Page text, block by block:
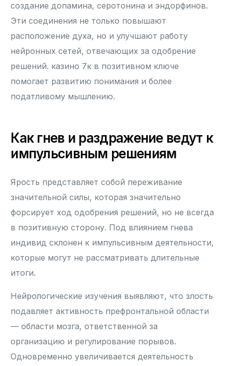
создание допамина, серотонина и эндорфинов.
Эти соединения не только повышают
расположение духа, но и улучшают работу
нейронных сетей, отвечающих за одобрение
решений. казино 7к в позитивном ключе
помогает развитию понимания и более
податливому мышлению.
Как гнев и раздражение ведут к
импульсивным решениям
Ярость представляет собой переживание
значительной силы, которая значительно
форсирует ход одобрения решений, но не всегда
в позитивную сторону. Под влиянием гнева
индивид склонен к импульсивным деятельности,
которые могут не рассматривать длительные
итоги.
Нейрологические изучения выявляют, что злость
подавляет активность префронтальной области
— области мозга, ответственной за
организацию и регулирование порывов.
Одновременно увеличивается деятельность